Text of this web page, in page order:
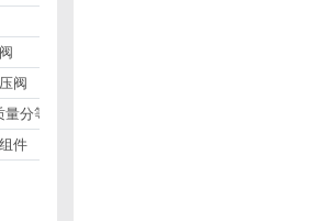
阀
分等
件